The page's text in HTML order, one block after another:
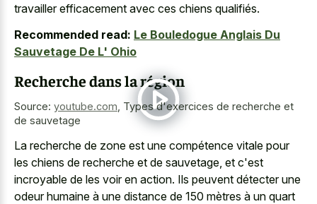
travailler efficacement avec ces chiens qualifiés.
Recommended read: Le Bouledogue Anglais Du
Sauvetage De L' Ohio
Recherche dans la région
Source: youtube.com Types d'exercices de recherche et
de sauvetage
La recherche de zone est une compétence vitale pour
les chiens de recherche et de sauvetage, et c'est
incroyable de les voir en action. Ils peuvent détecter une
odeur humaine à une distance de 150 mètres à un quart